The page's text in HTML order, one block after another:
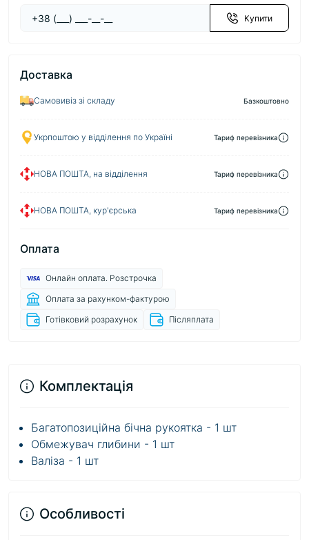
Купити
Доставка
Самовивіз зі складу Базкоштовно
Укрпоштою у відділення по Україні Тариф перевізника
НОВА ПОШТА, на відділення Тариф перевізника
НОВА ПОШТА, кур'єрська Тариф перевізника
Оплата
Онлайн оплата. Розстрочка
Оплата за рахунком-фактурою
Готівковий розрахунок
Післяплата
Комплектація
Багатопозиційна бічна рукоятка - 1 шт
Обмежувач глибини - 1 шт
Валіза - 1 шт
Особливості